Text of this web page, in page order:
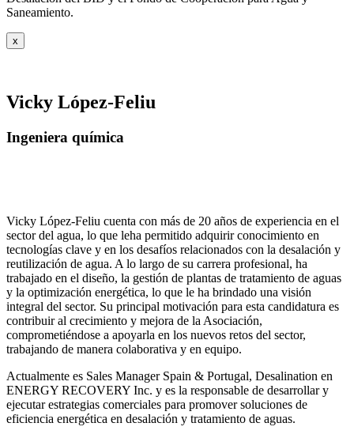
Saneamiento.
x
Vicky López-Feliu
Ingeniera química
Vicky López-Feliu cuenta con más de 20 años de experiencia en el
sector del agua, lo que leha permitido adquirir conocimiento en
tecnologías clave y en los desafíos relacionados con la desalación y
reutilización de agua. A lo largo de su carrera profesional, ha
trabajado en el diseño, la gestión de plantas de tratamiento de aguas
y la optimización energética, lo que le ha brindado una visión
integral del sector. Su principal motivación para esta candidatura es
contribuir al crecimiento y mejora de la Asociación,
comprometiéndose a apoyarla en los nuevos retos del sector,
trabajando de manera colaborativa y en equipo.
Actualmente es Sales Manager Spain & Portugal, Desalination en
ENERGY RECOVERY Inc. y es la responsable de desarrollar y
ejecutar estrategias comerciales para promover soluciones de
eficiencia energética en desalación y tratamiento de aguas.